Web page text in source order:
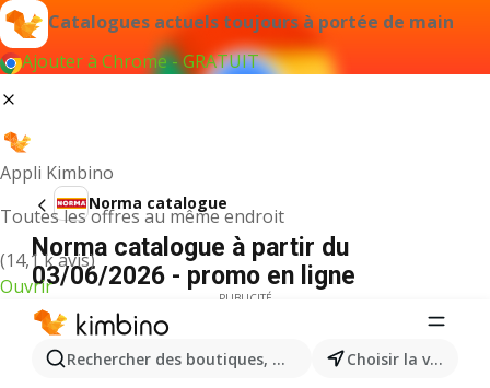
Catalogues actuels toujours à portée de main
Ajouter à Chrome - GRATUIT
Appli Kimbino
Toutes les offres au même endroit
(14,1 k avis)
Ouvrir
Rechercher des boutiques, des catégories, des Choisir la ville
Norma catalogue
Norma catalogue à partir du
03/06/2026 - promo en ligne
PUBLICITÉ